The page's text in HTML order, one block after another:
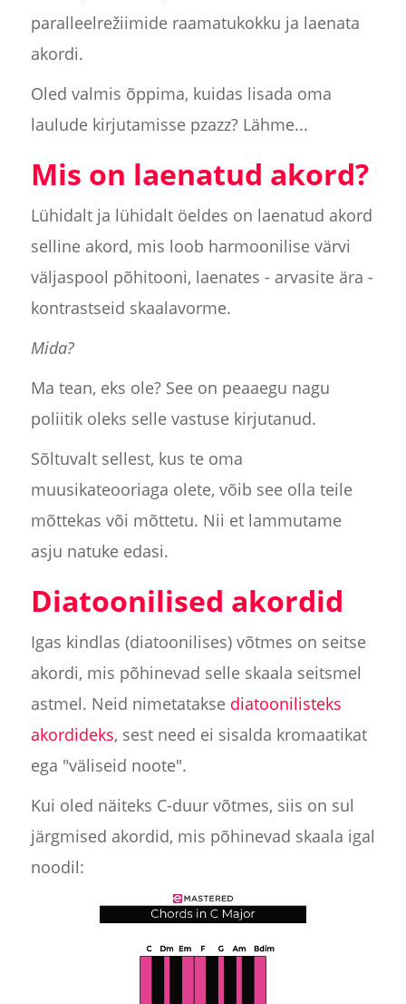
paralleelrežiimide raamatukokku ja laenata
akordi.
Oled valmis õppima, kuidas lisada oma
laulude kirjutamisse pzazz? Lähme...
Mis on laenatud akord?
Lühidalt ja lühidalt öeldes on laenatud akord
selline akord, mis loob harmoonilise värvi
väljaspool põhitooni, laenates - arvasite ära -
kontrastseid skaalavorme.
Mida?
Ma tean, eks ole? See on peaaegu nagu
poliitik oleks selle vastuse kirjutanud.
Sõltuvalt sellest, kus te oma
muusikateooriaga olete, võib see olla teile
mõttekas või mõttetu. Nii et lammutame
asju natuke edasi.
Diatoonilised akordid
Igas kindlas (diatoonilises) võtmes on seitse
akordi, mis põhinevad selle skaala seitsmel
astmel. Neid nimetatakse diatoonilisteks
akordideks, sest need ei sisalda kromaatikat
ega "väliseid noote".
Kui oled näiteks C-duur võtmes, siis on sul
järgmised akordid, mis põhinevad skaala igal
noodil: